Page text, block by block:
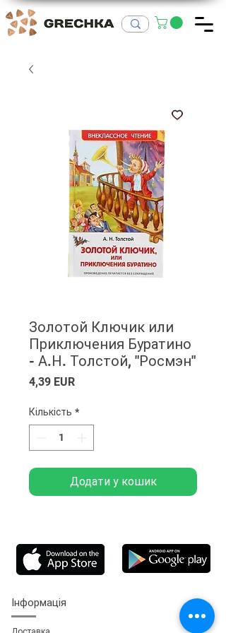
Золотой Ключик или
Приключения Буратино
- А.Н. Толстой, "Росмэн"
4,39 EURЦіна
Кількість *
Додати у кошик
Інформація